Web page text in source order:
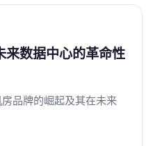
来数据中心的革命性
品牌的崛起及其在未来